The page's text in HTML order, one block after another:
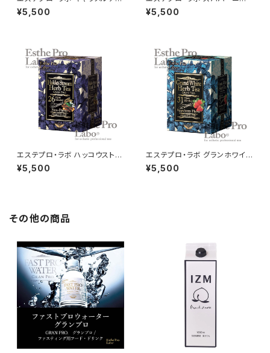
ックハーブティーグランプロ 30
包
¥5,500
グハーブティーグランプロ 30包
¥5,500
エステプロ・ラボ ハッコウストリ
ームハーブティーグランプロ 30
包
¥5,500
エステプロ・ラボ グランホワイト
ハーブティーグランプロ 30包
¥5,500
その他の商品